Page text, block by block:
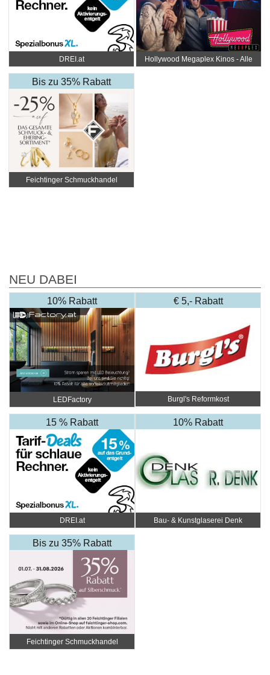
DREI.at
Hollywood Megaplex Kinos - Alle
Bis zu 35% Rabatt
Feichtinger Schmuckhandel
NEU DABEI
10% Rabatt
LEDFactory
€ 5,- Rabatt
Burgl's Reformkost
15 % Rabatt
DREI.at
10% Rabatt
Bau- & Kunstglaserei Denk
Bis zu 35% Rabatt
Feichtinger Schmuckhandel